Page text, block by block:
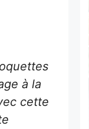
à la
cette